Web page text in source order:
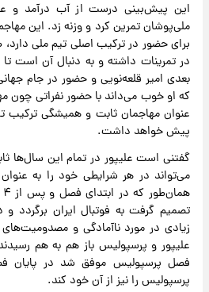
این پیش‌بینی درست از آب درآمد و
ملی‌پوشان تمرین کرد و وزنه زد. این
برای حضور در ترکیب اصلی تیم ملی
در تمرینات داشته و به دنبال آن است
بعدی امیر قلعه‌نویی و حضور در جام
که او خوب می‌داند با حضور نفراتی چون
عنوان مهاجمان ثابت و همیشگی ترکیب
پیش خواهد داشت.
گفتنی است علیپور در تمام این سال‌ها
می‌تواند در هر شرایطی خود را به
تصمیم گرفت به فوتبال ایران برگردد
زیادی در مورد ناآمادگی و
علیپور و پرسپولیس باز هم به هم
فصل پرسپولیس موفق شد در پایان
پرسپولیس را نیز از آن خود کند.